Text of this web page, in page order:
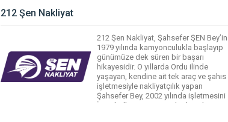
212 Şen Nakliyat
212 Şen Nakliyat, Şahsefer ŞEN Bey’in
1979 yılında kamyonculukla başlayıp
günümüze dek süren bir başarı
hikayesidir. O yıllarda Ordu ilinde
yaşayan, kendine ait tek araç ve şahıs
işletmesiyle nakliyatçılık yapan
Şahsefer Bey, 2002 yılında işletmesini
İstanbul’a taşır. 2012 yılında şirketini